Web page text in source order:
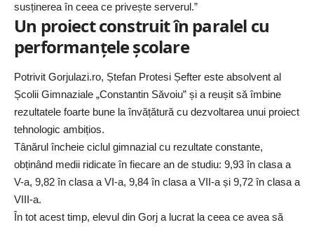
susținerea în ceea ce privește serverul.”
Un proiect construit în paralel cu
performanțele școlare
Potrivit Gorjulazi.ro, Ștefan Protesi Șefter este absolvent al
Școlii Gimnaziale „Constantin Săvoiu” și a reușit să îmbine
rezultatele foarte bune la învățătură cu dezvoltarea unui proiect
tehnologic ambițios.
Tânărul încheie ciclul gimnazial cu rezultate constante,
obținând medii ridicate în fiecare an de studiu: 9,93 în clasa a
V-a, 9,82 în clasa a VI-a, 9,84 în clasa a VII-a și 9,72 în clasa a
VIII-a.
În tot acest timp, elevul din Gorj a lucrat la ceea ce avea să